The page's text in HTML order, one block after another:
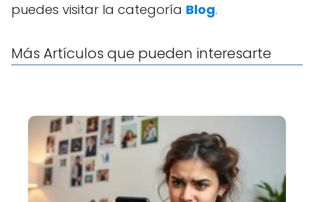
puedes visitar la categoría Blog.
Más Artículos que pueden interesarte